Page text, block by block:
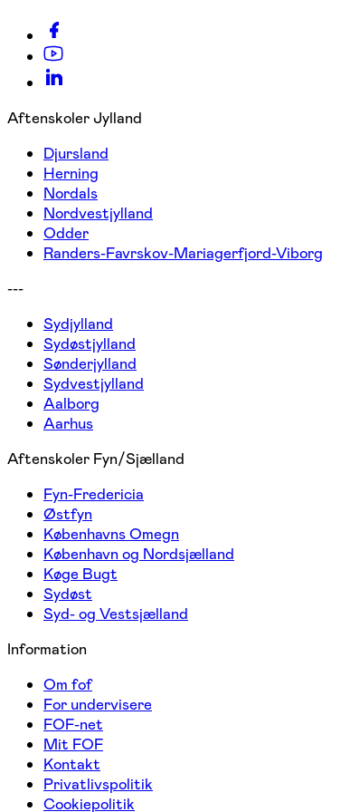
Aftenskoler Jylland
Djursland
Herning
Nordals
Nordvestjylland
Odder
Randers-Favrskov-Mariagerfjord-Viborg
---
Sydjylland
Sydøstjylland
Sønderjylland
Sydvestjylland
Aalborg
Aarhus
Aftenskoler Fyn/Sjælland
Fyn-Fredericia
Østfyn
Københavns Omegn
København og Nordsjælland
Køge Bugt
Sydøst
Syd- og Vestsjælland
Information
Om fof
For undervisere
FOF-net
Mit FOF
Kontakt
Privatlivspolitik
Cookiepolitik